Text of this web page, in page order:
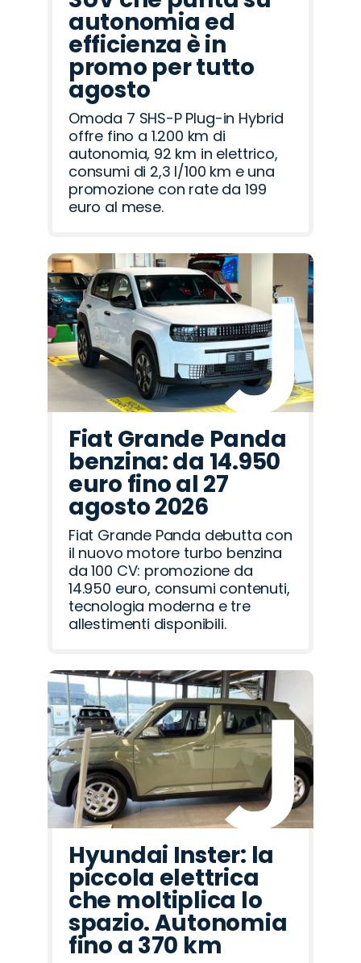
autonomia ed
efficienza è in
promo per tutto
agosto
Omoda 7 SHS-P Plug-in Hybrid
offre fino a 1.200 km di
autonomia, 92 km in elettrico,
consumi di 2,3 l/100 km e una
promozione con rate da 199
euro al mese.
Fiat Grande Panda
benzina: da 14.950
euro fino al 27
agosto 2026
Fiat Grande Panda debutta con
il nuovo motore turbo benzina
da 100 CV: promozione da
14.950 euro, consumi contenuti,
tecnologia moderna e tre
allestimenti disponibili.
Hyundai Inster: la
piccola elettrica
che moltiplica lo
spazio. Autonomia
fino a 370 km